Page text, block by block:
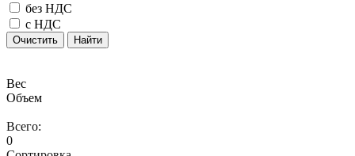
без НДС
с НДС
Очистить Найти
Вес
Объем
Всего:
0